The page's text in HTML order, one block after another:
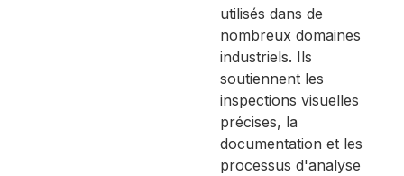
utilisés dans de
nombreux domaines
industriels. Ils
soutiennent les
inspections visuelles
précises, la
documentation et les
processus d'analyse